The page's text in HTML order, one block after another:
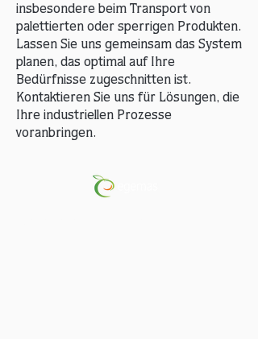
insbesondere beim Transport von
palettierten oder sperrigen Produkten.
Lassen Sie uns gemeinsam das System
planen, das optimal auf Ihre
Bedürfnisse zugeschnitten ist.
Kontaktieren Sie uns für Lösungen, die
Ihre industriellen Prozesse
voranbringen.